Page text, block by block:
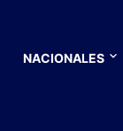
NACIONALES